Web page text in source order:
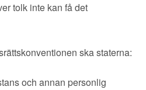
tolk inte kan få det
ska staterna:
och annan personlig